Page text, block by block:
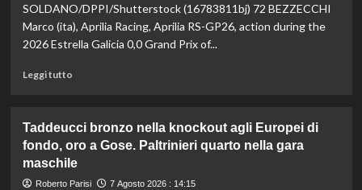
vetta:
anche
ad
del
mondo
SOLDANO/DPPI/Shutterstock (16783811bj) 72 BEZZECCHI
Marco (ita), Aprilia Racing, Aprilia RS-GP26, action during the
2026 Estrella Galicia 0,0 Grand Prix of...
Leggi tuttoLeggi
In
Gran
Bretagna
Bezzecchi
Taddeucci bronzo nella knockout agli Europei di
fondo, oro a Gose. Paltrinieri quarto nella gara
maschile
Roberto Parisi 7 Agosto 2026 : 14:15